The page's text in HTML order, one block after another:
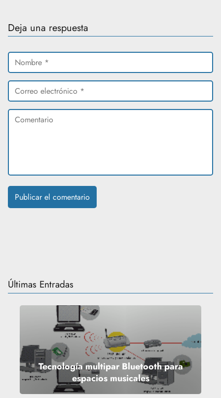
Deja una respuesta
Últimas Entradas
Tecnología multipar Bluetooth para
espacios musicales